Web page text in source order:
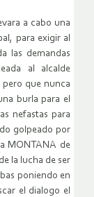
a cabo una
para exigir al
las demandas
al alcalde
que nunca
burla para el
nefastas para
golpeado por
MONTANA de
la lucha de ser
poniendo en
el dialogo el